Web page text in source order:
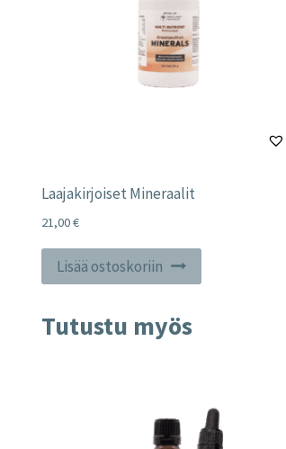
Laajakirjoiset Mineraalit
21,00€
Lisää ostoskoriin
Tutustu myös